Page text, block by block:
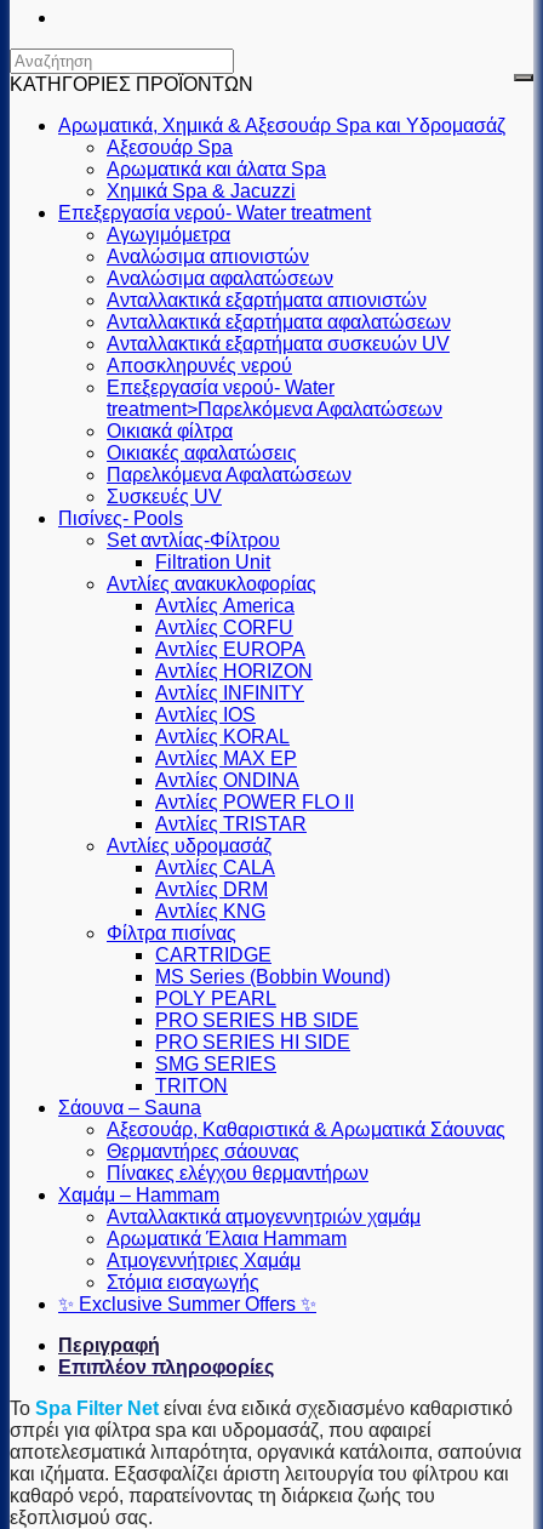
ΚΑΤΗΓΟΡΙΕΣ ΠΡΟΪΟΝΤΩΝ
Αρωματικά, Χημικά & Αξεσουάρ Spa και Υδρομασάζ
Αξεσουάρ Spa
Αρωματικά και άλατα Spa
Χημικά Spa & Jacuzzi
Επεξεργασία νερού- Water treatment
Αγωγιμόμετρα
Αναλώσιμα απιονιστών
Αναλώσιμα αφαλατώσεων
Ανταλλακτικά εξαρτήματα απιονιστών
Ανταλλακτικά εξαρτήματα αφαλατώσεων
Ανταλλακτικά εξαρτήματα συσκευών UV
Αποσκληρυνές νερού
Επεξεργασία νερού- Water
treatment>Παρελκόμενα Αφαλατώσεων
Οικιακά φίλτρα
Οικιακές αφαλατώσεις
Παρελκόμενα Αφαλατώσεων
Συσκευές UV
Πισίνες- Pools
Set αντλίας-Φίλτρου
Filtration Unit
Αντλίες ανακυκλοφορίας
Αντλίες America
Αντλίες CORFU
Αντλίες EUROPA
Αντλίες HORIZON
Αντλίες INFINITY
Αντλίες IOS
Αντλίες KORAL
Αντλίες MAX EP
Αντλίες ONDINA
Αντλίες POWER FLO II
Αντλίες TRISTAR
Αντλίες υδρομασάζ
Αντλίες CALA
Αντλίες DRM
Αντλίες KNG
Φίλτρα πισίνας
CARTRIDGE
MS Series (Βobbin Wound)
POLY PEARL
PRO SERIES HB SIDE
PRO SERIES HI SIDE
SMG SERIES
TRITON
Σάουνα – Sauna
Αξεσουάρ, Καθαριστικά & Αρωματικά Σάουνας
Θερμαντήρες σάουνας
Πίνακες ελέγχου θερμαντήρων
Χαμάμ – Hammam
Ανταλλακτικά ατμογεννητριών χαμάμ
Αρωματικά Έλαια Hammam
Ατμογεννήτριες Χαμάμ
Στόμια εισαγωγής
✨ Exclusive Summer Offers ✨
Περιγραφή
Επιπλέον πληροφορίες
Το Spa Filter Net είναι ένα ειδικά σχεδιασμένο καθαριστικό
σπρέι για φίλτρα spa και υδρομασάζ, που αφαιρεί
αποτελεσματικά λιπαρότητα, οργανικά κατάλοιπα, σαπούνια
και ιζήματα. Εξασφαλίζει άριστη λειτουργία του φίλτρου και
καθαρό νερό, παρατείνοντας τη διάρκεια ζωής του
εξοπλισμού σας.